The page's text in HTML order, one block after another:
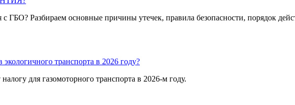
с ГБО? Разбираем основные причины утечек, правила безопасности, порядок
транспорта в 2026 году?
для газомоторного транспорта в 2026-м году.